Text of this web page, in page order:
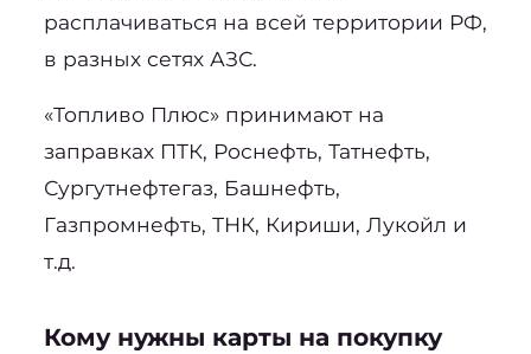
расплачиваться на всей территории РФ,
в разных сетях АЗС.
«Топливо Плюс» принимают на
заправках ПТК, Роснефть, Татнефть,
Сургутнефтегаз, Башнефть,
Газпромнефть, ТНК, Кириши, Лукойл и
т.д.
Кому нужны карты на покупку